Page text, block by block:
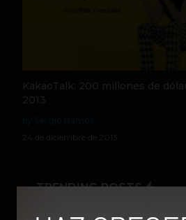
KakaoTalk: 200 millones de
2013
24 de diciembre de 2013
TRENDING POSTS